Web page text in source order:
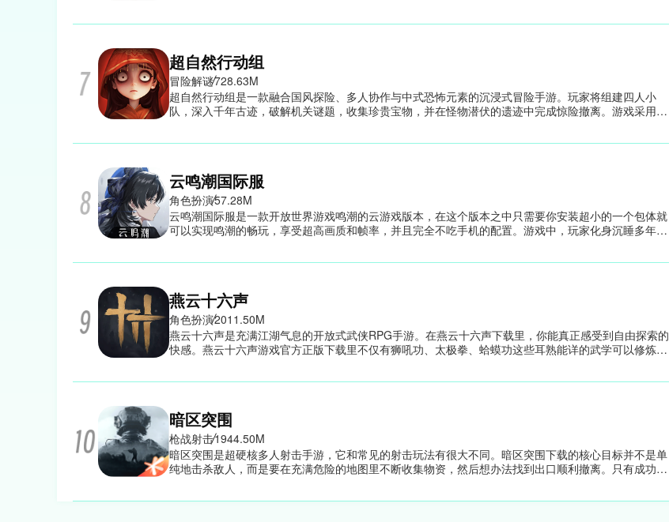
超自然行动组
冒险解谜728.63M
超自然行动组是一款融合国风探险、多人协作与中式恐怖元素的沉浸式冒险手游。玩家将组建四人小
队，深入千年古迹，破解机关谜题，收集珍贵宝物，并在怪物潜伏的遗迹中完成惊险撤离。游戏采用暗
云鸣潮国际服
角色扮演57.28M
云鸣潮国际服是一款开放世界游戏鸣潮的云游戏版本，在这个版本之中只需要你安装超小的一个包体就
可以实现鸣潮的畅玩，享受超高画质和帧率，并且完全不吃手机的配置。游戏中，玩家化身沉睡多年的
燕云十六声
角色扮演2011.50M
燕云十六声是充满江湖气息的开放式武侠RPG手游。在燕云十六声下载里，你能真正感受到自由探索的
快感。燕云十六声游戏官方正版下载里不仅有狮吼功、太极拳、蛤蟆功这些耳熟能详的武学可以修炼，
暗区突围
枪战射击1944.50M
暗区突围是超硬核多人射击手游，它和常见的射击玩法有很大不同。暗区突围下载的核心目标并不是单
纯地击杀敌人，而是要在充满危险的地图里不断收集物资，然后想办法找到出口顺利撤离。只有成功走